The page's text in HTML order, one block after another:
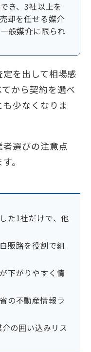
き、3社以上を
却を任せる媒介
般媒介に限られ
を出して相場感
から契約を選べ
少なくなりま
選びの注意点
。
た1社だけで、他
販路を役割で組
下がりやすく情
の不動産情報ラ
の囲い込みリス